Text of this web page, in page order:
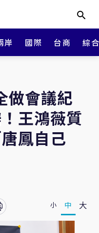
岸 國際 台商 綜
做會議紀
王鴻薇質
鳳自己
小 中 大